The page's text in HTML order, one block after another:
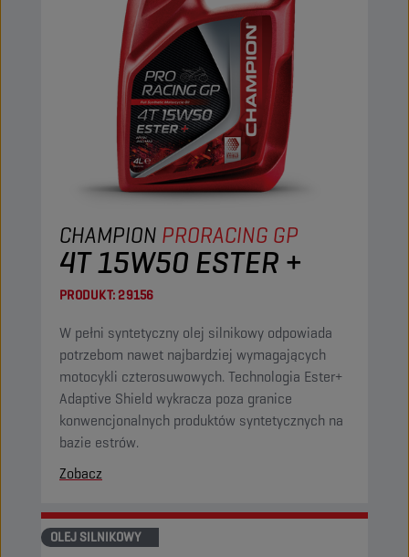
CHAMPION PRORACING GP
4T 15W50 ESTER +
PRODUKT:29156
W pełni syntetyczny olej silnikowy odpowiada
potrzebom nawet najbardziej wymagających
motocykli czterosuwowych. Technologia Ester+
Adaptive Shield wykracza poza granice
konwencjonalnych produktów syntetycznych na
bazie estrów.
Zobacz
OLEJ SILNIKOWY